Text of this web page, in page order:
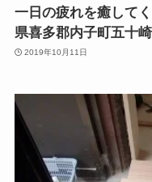
一日の疲れを癒して
県喜多郡内子町五十崎
2019年10月11日